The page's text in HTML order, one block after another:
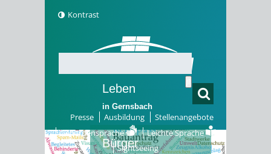
Kontrast
Presse Ausbildung
Stellenangebote
Gebärdensprache
Leichte Sprache
Sightseeing
Leben
in Gernsbach
Bürger